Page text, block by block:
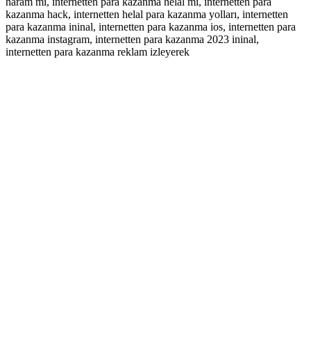
kazanma hack, internetten helal para kazanma yolları, internetten
para kazanma ininal, internetten para kazanma ios, internetten para
kazanma instagram, internetten para kazanma 2023 ininal,
internetten para kazanma reklam izleyerek